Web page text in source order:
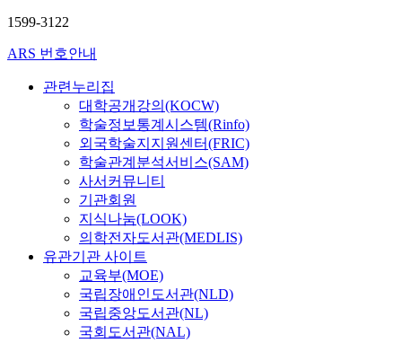
1599-3122
ARS 번호안내
관련누리집
대학공개강의(KOCW)
학술정보통계시스템(Rinfo)
외국학술지지원센터(FRIC)
학술관계분석서비스(SAM)
사서커뮤니티
기관회원
지식나눔(LOOK)
의학전자도서관(MEDLIS)
유관기관 사이트
교육부(MOE)
국립장애인도서관(NLD)
국립중앙도서관(NL)
국회도서관(NAL)